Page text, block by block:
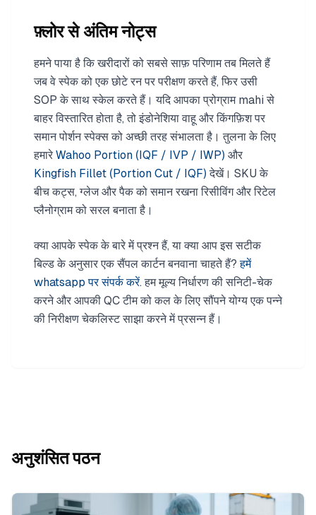
फ़्लोर से अंतिम नोट्स
हमने पाया है कि खरीदारों को सबसे साफ़ परिणाम तब मिलते हैं
जब वे स्पेक को एक छोटे रन पर परीक्षण करते हैं, फिर उसी
SOP के साथ स्केल करते हैं। यदि आपका प्रोग्राम mahi से
बाहर विस्तारित होता है, तो इंडोनेशिया वाहू और किंगफ़िश पर
समान पोर्शन स्पेक्स को अच्छी तरह संभालता है। तुलना के लिए
हमारे Wahoo Portion (IQF / IVP / IWP) और
Kingfish Fillet (Portion Cut / IQF) देखें। SKU के
बीच कट्स, ग्लेज और पैक को समान रखना रिसीविंग और रिटेल
प्लैनोग्राम को सरल बनाता है।
क्या आपके स्पेक के बारे में प्रश्न हैं, या क्या आप इस सटीक
बिल्ड के अनुसार एक सैंपल कार्टन बनवाना चाहते हैं?हमें
whatsapp पर संपर्क करें. हम मूल्य निर्धारण की सनिटी-चेक
करने और आपकी QC टीम को कल के लिए सौंपने योग्य एक पन्ने
की निरीक्षण चेकलिस्ट साझा करने में प्रसन्न हैं।
अनुशंसित पठन